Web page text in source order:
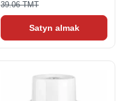
39.06 TMT
Satyn almak